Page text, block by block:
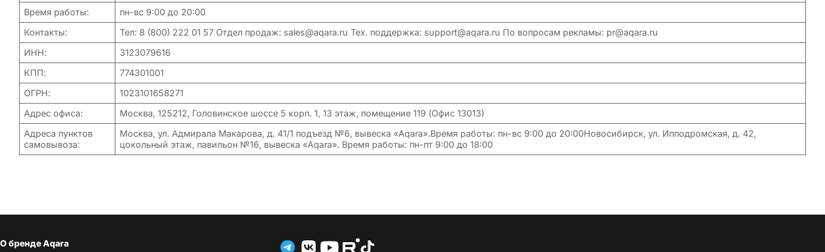
Время работы:
пн-вс 9:00 до 20:00
Контакты:
Тел: 8 (800) 222 01 57 Отдел продаж: sales@aqara.ru Тех. поддержка: support@aqara.ru По вопросам рекламы: pr@aqara.ru
ИНН:
3123079616
КПП:
774301001
ОГРН:
1023101658271
Адрес офиса:
Москва, 125212, Головинское шоссе 5 корп. 1, 13 этаж, помещение 119 (Офис 13013)
Адреса пунктов
самовывоза:
Москва, ул. Адмирала Макарова, д. 41/1 подъезд №6, вывеска «Aqara».Время работы: пн-вс 9:00 до 20:00Новосибирск, ул. Ипподромская, д. 42,
цокольный этаж, павильон №16, вывеска «Aqara». Время работы: пн-пт 9:00 до 18:00
О бренде Aqara